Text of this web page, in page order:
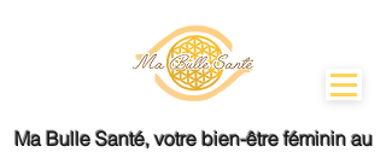
Ma Bulle Santé, votre bien-être féminin au